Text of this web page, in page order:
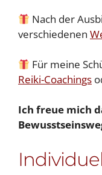
Nach der
verschiedenen
Für meine
Reiki-Coachings
Ich freue mich